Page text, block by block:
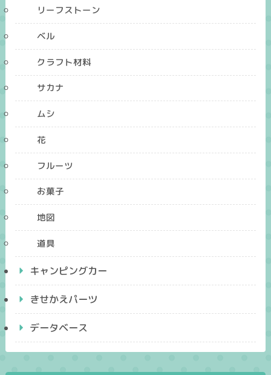
リーフストーン
ベル
クラフト材料
サカナ
ムシ
花
フルーツ
お菓子
地図
道具
キャンピングカー
きせかえパーツ
データベース